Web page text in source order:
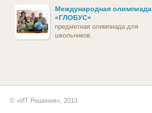
Международная олимпиада
«ГЛОБУС»
предметная олимпиада для
школьников.
© «ИТ Решения», 2013